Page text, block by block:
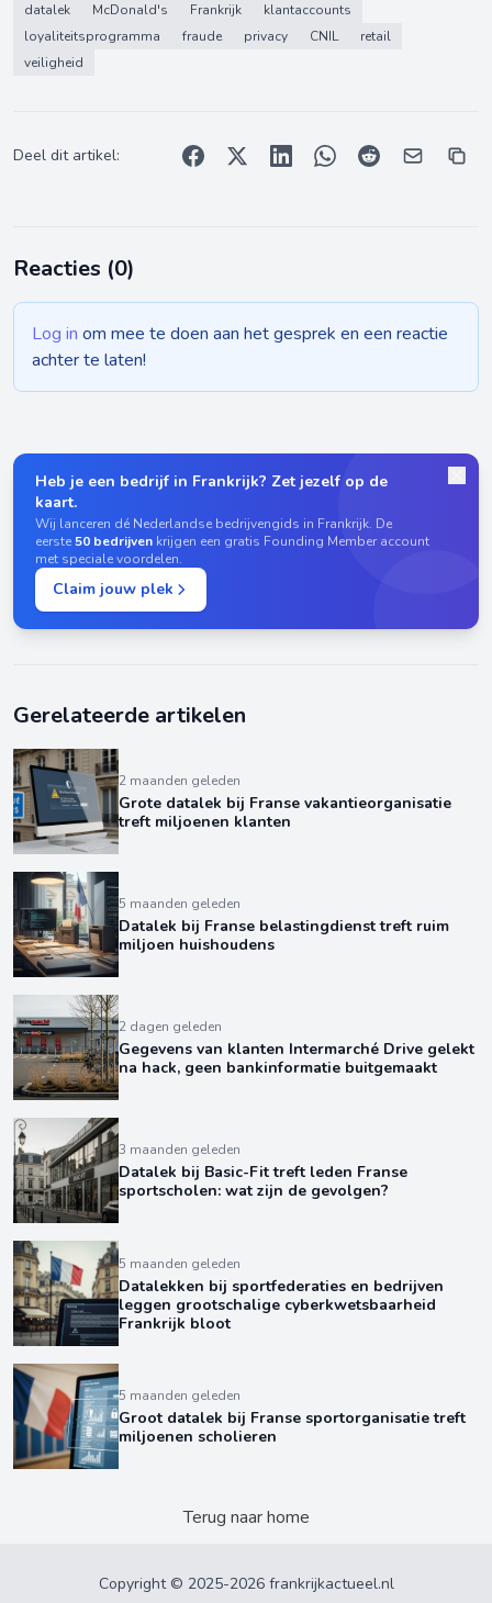
datalek McDonald's Frankrijk
klantaccounts
loyaliteitsprogramma
fraude privacy CNIL
retail
veiligheid
Deel dit artikel:
Reacties (0)
Log in om mee te doen aan het gesprek en een reactie
achter te laten!
Heb je een bedrijf in Frankrijk? Zet jezelf op de
kaart.
Wij lanceren dé Nederlandse bedrijvengids in Frankrijk. De
eerste50 bedrijven krijgen een gratis Founding Member account
met speciale voordelen.
Claim jouw plek
Gerelateerde artikelen
2 maanden geleden
Grote datalek bij Franse vakantieorganisatie
treft miljoenen klanten
5 maanden geleden
Datalek bij Franse belastingdienst treft ruim
miljoen huishoudens
2 dagen geleden
Gegevens van klanten Intermarché Drive gelekt
na hack, geen bankinformatie buitgemaakt
3 maanden geleden
Datalek bij Basic-Fit treft leden Franse
sportscholen: wat zijn de gevolgen?
5 maanden geleden
Datalekken bij sportfederaties en bedrijven
leggen grootschalige cyberkwetsbaarheid
Frankrijk bloot
5 maanden geleden
Groot datalek bij Franse sportorganisatie treft
miljoenen scholieren
Terug naar home
Copyright © 2025-2026 frankrijkactueel.nl